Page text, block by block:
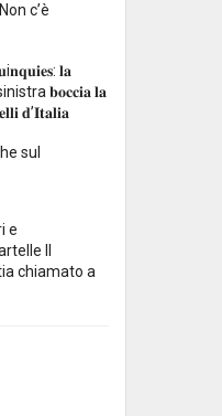
c’è
𝐥𝐚
𝐛𝐨𝐜𝐜𝐢𝐚 𝐥𝐚
𝐝’𝐈𝐭𝐚𝐥𝐢𝐚
sul
e
Il
chiamato a